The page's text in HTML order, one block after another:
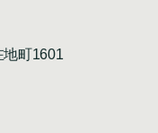
地町1601